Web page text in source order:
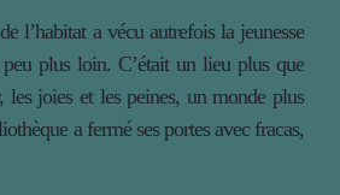
l’habitat a vécu autrefois la jeunesse
plus loin. C’était un lieu plus que
les joies et les peines, un monde plus
a fermé ses portes avec fracas,